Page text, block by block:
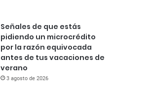
Señales de que estás
pidiendo un microcrédito
por la razón equivocada
antes de tus vacaciones de
verano
3 agosto de 2026